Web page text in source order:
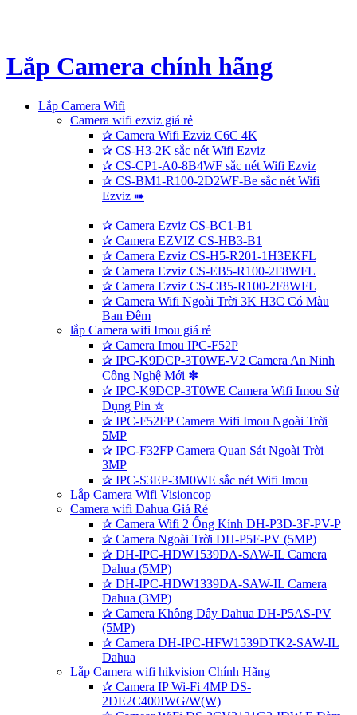
Camera wifi ezviz giá rẻ
✰CS-H3-2K sắc nét Wifi Ezviz
✰CS-CP1-A0-8B4WF sắc nét Wifi Ezviz
✰CS-BM1-R100-2D2WF-Be sắc nét Wifi
Ezviz ➠
✰Camera Ezviz CS-BC1-B1
✰Camera EZVIZ CS-HB3-B1
✰Camera Ezviz CS-H5-R201-1H3EKFL
✰ Camera Ezviz CS-EB5-R100-2F8WFL
✰Camera Ezviz CS-CB5-R100-2F8WFL
✰Camera Wifi Ngoài Trời 3K H3C Có Màu
Ban Đêm
lắp Camera wifi Imou giá rẻ
✰Camera Imou IPC-F52P
✰IPC-K9DCP-3T0WE-V2 Camera An Ninh
Công Nghệ Mới ✽
✰IPC-K9DCP-3T0WE Camera Wifi Imou Sử
Dụng Pin ✮
✰IPC-F52FP Camera Wifi Imou Ngoài Trời
5MP
✰IPC-F32FP Camera Quan Sát Ngoài Trời
3MP
✰IPC-S3EP-3M0WE sắc nét Wifi Imou
Lắp Camera Wifi Visioncop
Camera wifi Dahua Giá Rẻ
✰Camera Wifi 2 Ống Kính DH-P3D-3F-PV-P
✰Camera Ngoài Trời DH-P5F-PV (5MP)
✰DH-IPC-HDW1539DA-SAW-IL Camera
Dahua (5MP)
✰DH-IPC-HDW1339DA-SAW-IL Camera
Dahua (3MP)
✰Camera Không Dây Dahua DH-P5AS-PV
(5MP)
✰Camera DH-IPC-HFW1539DTK2-SAW-IL
Dahua
Lắp Camera wifi hikvision Chính Hãng
✰Camera IP Wi-Fi 4MP DS-
2DE2C400IWG/W(W)
✰Camear WiFi DS-2CV2121G2-IDW E Đàm
Thoại 2 Chiều
✰Camera bí mật DS-2CD6425G1-30
✰Camera Trong Nhà DS-2CD2443G2-IW (W)